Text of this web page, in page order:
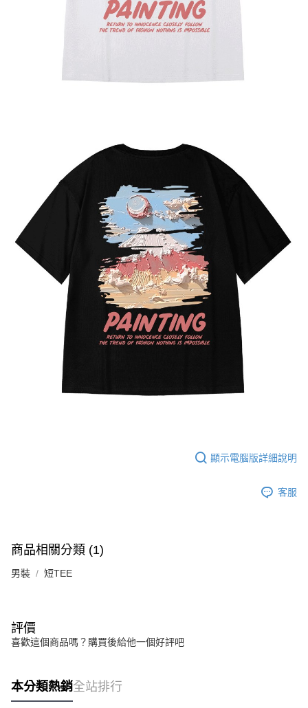
顯示電腦版詳細說明
客服
商品相關分類 (1)
男裝 短TEE
評價
喜歡這個商品嗎？購買後給他一個好評吧
本分類熱銷全站排行